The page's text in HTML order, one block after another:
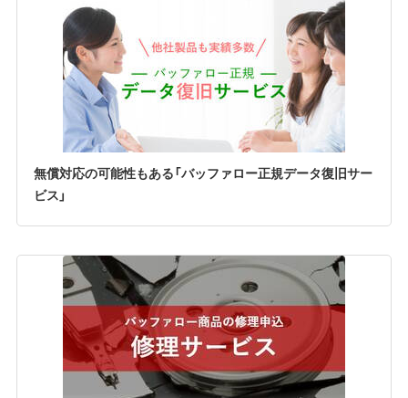
無償対応の可能性もある「バッファロー正規データ復旧サー
ビス」